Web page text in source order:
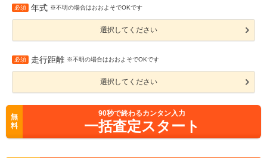
必須 年式 ※不明の場合はおおよそでOKです
選択してください
必須 走行距離 ※不明の場合はおおよそでOKです
選択してください
無
料
90秒で終わるカンタン入力
一括査定スタート